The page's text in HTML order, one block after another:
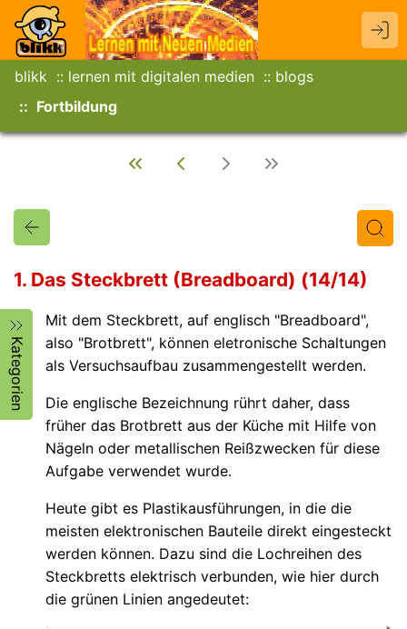
blikk lernen mit digitalen medien
blogs
Fortbildung
Titel Text Autor/in
1. Das Steckbrett (Breadboard) (14/14)
Kategorien
Mit dem Steckbrett, auf englisch "Breadboard",
also "Brotbrett", können eletronische Schaltungen
als Versuchsaufbau zusammengestellt werden.
Die englische Bezeichnung rührt daher, dass
früher das Brotbrett aus der Küche mit Hilfe von
Nägeln oder metallischen Reißzwecken für diese
Aufgabe verwendet wurde.
Heute gibt es Plastikausführungen, in die die
meisten elektronischen Bauteile direkt eingesteckt
werden können. Dazu sind die Lochreihen des
Steckbretts elektrisch verbunden, wie hier durch
die grünen Linien angedeutet: